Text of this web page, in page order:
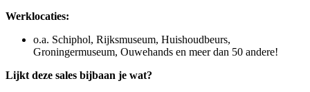
Werklocaties:
o.a. Schiphol, Rijksmuseum, Huishoudbeurs,
Groningermuseum, Ouwehands en meer dan 50 andere!
Lijkt deze sales bijbaan je wat?